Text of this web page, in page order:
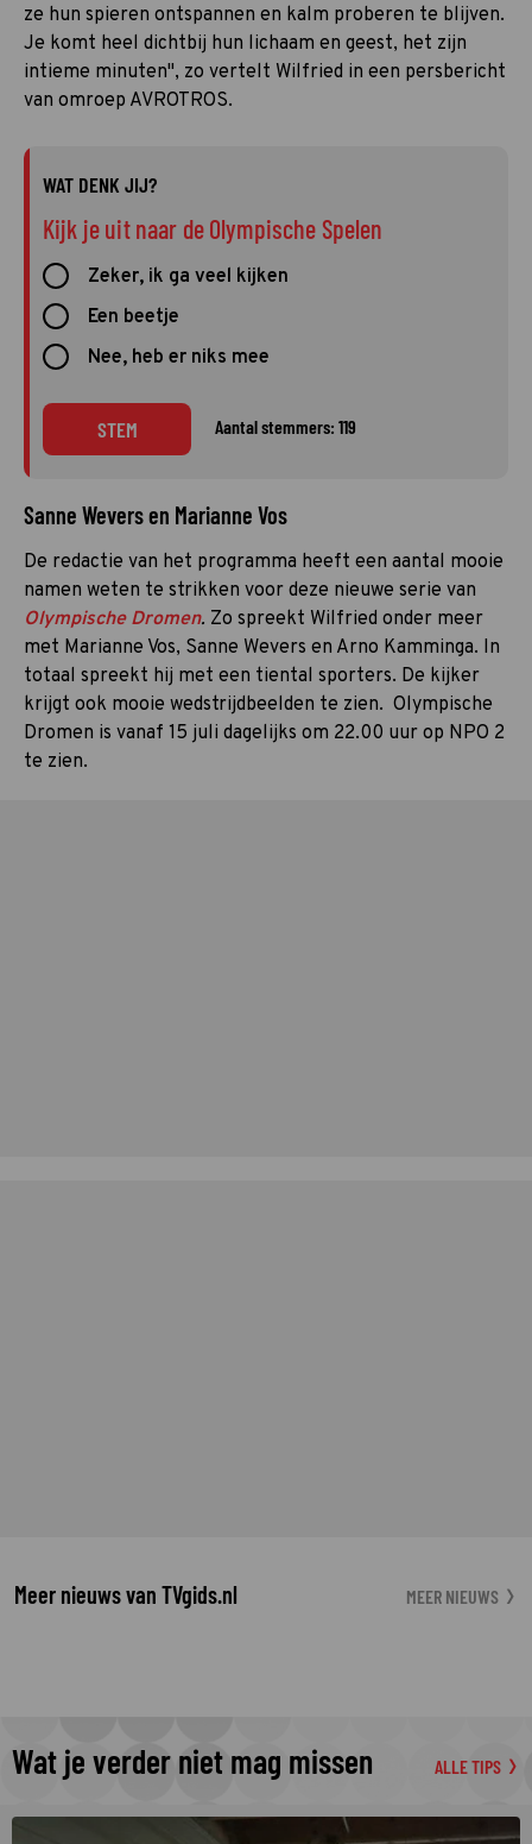
ze hun spieren ontspannen en kalm proberen te blijven.
Je komt heel dichtbij hun lichaam en geest, het zijn
intieme minuten", zo vertelt Wilfried in een persbericht
van omroep AVROTROS.
WAT DENK JIJ?
Kijk je uit naar de Olympische Spelen
Zeker, ik ga veel kijken
Een beetje
Nee, heb er niks mee
STEM Aantal stemmers: 119
Sanne Wevers en Marianne Vos
De redactie van het programma heeft een aantal mooie
namen weten te strikken voor deze nieuwe serie van
Olympische Dromen. Zo spreekt Wilfried onder meer
met Marianne Vos, Sanne Wevers en Arno Kamminga. In
totaal spreekt hij met een tiental sporters. De kijker
krijgt ook mooie wedstrijdbeelden te zien. Olympische
Dromen is vanaf 15 juli dagelijks om 22.00 uur op NPO 2
te zien.
Meer nieuws van TVgids.nl MEER NIEUWS
Wat je verder niet mag missen ALLE TIPS